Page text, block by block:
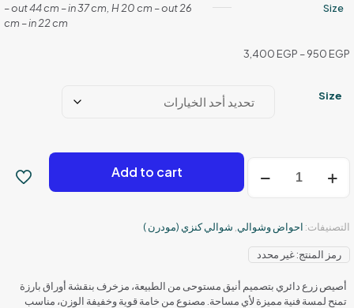
Size
– out 44 cm – in 37 cm, H 20 cm – out 26
cm – in 22 cm
950 EGP
–
3,400 EGP
نطاق
خلال
Size
FORESTA
Add to cart
التصنيفات: احواض وشوالي شوالي كنزي (مودرن )
رمز المنتج:غير محدد
أصيص زرع دائري بتصميم أنيق مستوحى من الطبيعة، مزخرف بنقشة أوراق بارزة
تمنح لمسة فنية مميزة لأي مساحة. مصنوع من خامة قوية وخفيفة الوزن، مناسب